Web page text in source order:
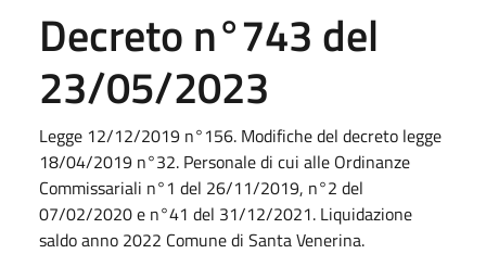
Decreto n°743 del
23/05/2023
Legge 12/12/2019 n°156. Modifiche del decreto legge
18/04/2019 n°32. Personale di cui alle Ordinanze
Commissariali n°1 del 26/11/2019, n°2 del
07/02/2020 e n°41 del 31/12/2021. Liquidazione
saldo anno 2022 Comune di Santa Venerina.